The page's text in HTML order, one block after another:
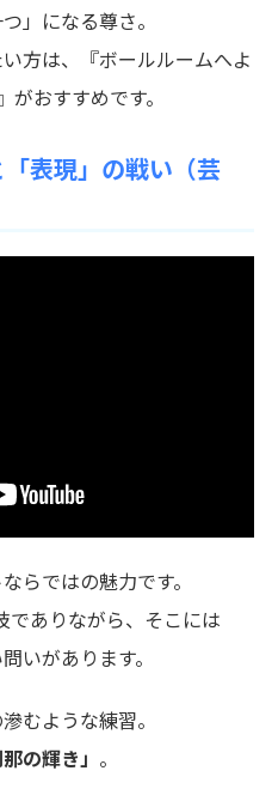
」になる尊さ。
方は、『ボールルームへよ
おすすめです。
表現」の戦い（芸
らではの魅力です。
でありながら、そこには
いがあります。
むような練習。
那の輝き」 。